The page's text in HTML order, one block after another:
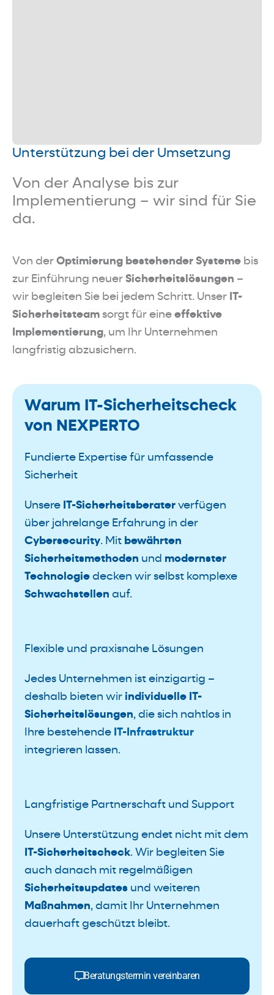
Unterstützung bei der Umsetzung
Von der Analyse bis zur
Implementierung – wir sind für Sie
da.
Von der Optimierung bestehender Systeme bis
zur Einführung neuer Sicherheitslösungen –
wir begleiten Sie bei jedem Schritt. Unser IT-
Sicherheitsteam sorgt für eine effektive
Implementierung, um Ihr Unternehmen
langfristig abzusichern.
Warum IT-Sicherheitscheck
von NEXPERTO
Fundierte Expertise für umfassende
Sicherheit
Unsere IT-Sicherheitsberater verfügen
über jahrelange Erfahrung in der
Cybersecurity. Mit bewährten
Sicherheitsmethoden und modernster
Technologie decken wir selbst komplexe
Schwachstellen auf.
Flexible und praxisnahe Lösungen
Jedes Unternehmen ist einzigartig –
deshalb bieten wir individuelle IT-
Sicherheitslösungen, die sich nahtlos in
Ihre bestehende IT-Infrastruktur
integrieren lassen.
Langfristige Partnerschaft und Support
Unsere Unterstützung endet nicht mit dem
IT-Sicherheitscheck. Wir begleiten Sie
auch danach mit regelmäßigen
Sicherheitsupdates und weiteren
Maßnahmen, damit Ihr Unternehmen
dauerhaft geschützt bleibt.
Beratungstermin vereinbaren